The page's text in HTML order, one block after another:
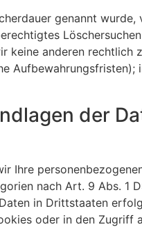
genannt
anderen rechtlich
der
Ihre
nach Art. 9 Abs. 1
in Drittstaaten
oder in den Zugriff